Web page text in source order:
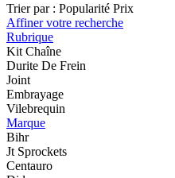
Trier par : Popularité Prix
Affiner votre recherche
Rubrique
Kit Chaîne
Durite De Frein
Joint
Embrayage
Vilebrequin
Marque
Bihr
Jt Sprockets
Centauro